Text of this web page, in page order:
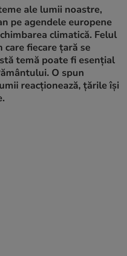
ale lumii noastre,
pe agendele europene
climatică. Felul
care fiecare țară se
temă poate fi esențial
O spun
reacționează, țările își